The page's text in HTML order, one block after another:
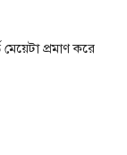
প্রমাণ করে